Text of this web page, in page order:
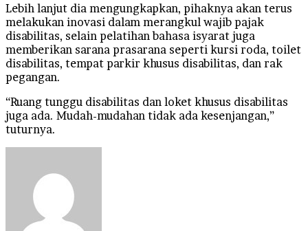
Lebih lanjut dia mengungkapkan, pihaknya akan terus
melakukan inovasi dalam merangkul wajib pajak
disabilitas, selain pelatihan bahasa isyarat juga
memberikan sarana prasarana seperti kursi roda, toilet
disabilitas, tempat parkir khusus disabilitas, dan rak
pegangan.
“Ruang tunggu disabilitas dan loket khusus disabilitas
juga ada. Mudah-mudahan tidak ada kesenjangan,”
tuturnya.